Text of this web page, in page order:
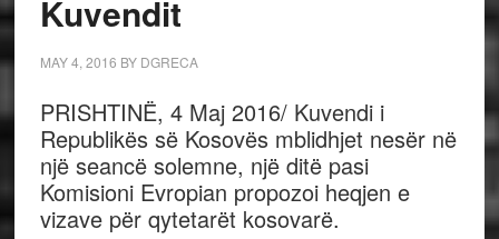
Kuvendit
MAY 4, 2016 BY DGRECA
PRISHTINË, 4 Maj 2016/ Kuvendi i
Republikës së Kosovës mblidhjet nesër në
një seancë solemne, një ditë pasi
Komisioni Evropian propozoi heqjen e
vizave për qytetarët kosovarë.